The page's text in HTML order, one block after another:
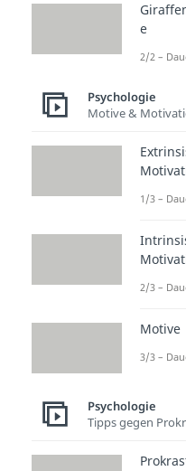
essen
er bei
kaufen
Die dritte
jedem
eine
e
2/2 –
Psychologie
Motive &
1/3 –
2/3 –
Motive
3/3 –
Psychologie
Tipps gegen